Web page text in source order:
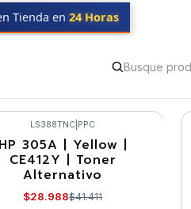
Tienda en 24 Horas
LS388TNC PPC
HP 305A | Yellow |
CE412Y | Toner
Alternativo
$28.988$41.411